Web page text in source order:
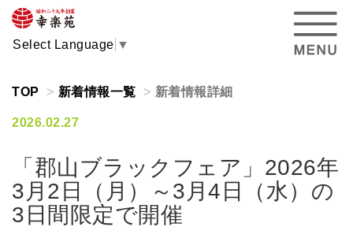
Select Language ▼
TOP 新着情報一覧 新着情報詳細
2026.02.27
「郡山ブラックフェア」2026年
3月2日（月）～3月4日（水）の
3日間限定で開催